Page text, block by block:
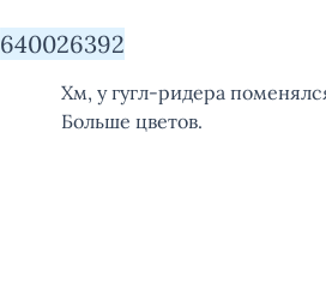
640026392
Хм, у гугл-ридера
Больше цветов.